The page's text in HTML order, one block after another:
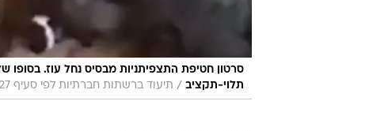
סרטון חטיפת התצפיתניות מבסיס נחל עוז. בסופו
תלוי-תקציב / תיעוד ברשתות חברתיות לפי סעיף 27 א' לחוק זכויות יוצרים